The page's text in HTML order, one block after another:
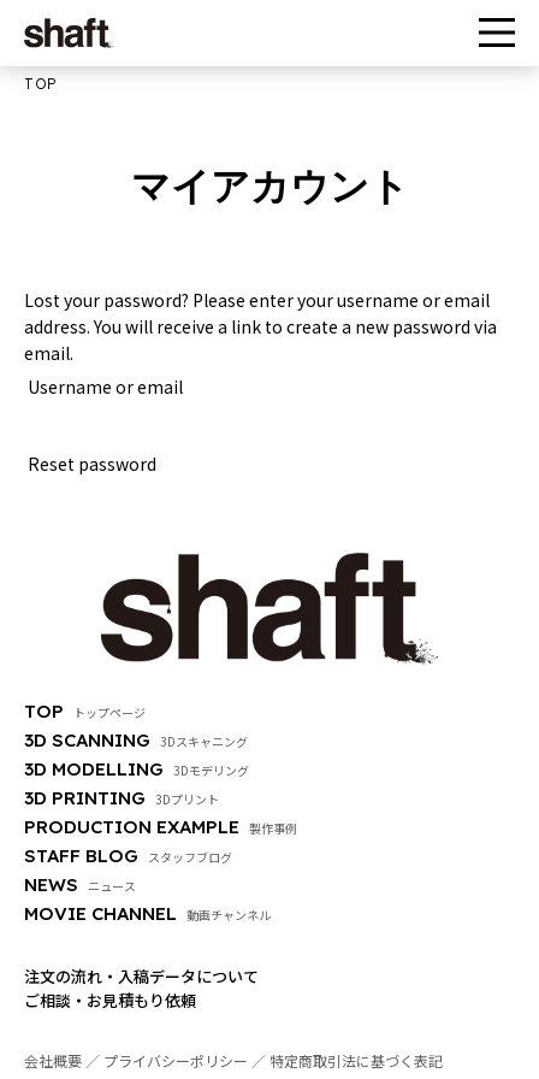
TOP
マイアカウント
Lost your password? Please enter your username or email
address. You will receive a link to create a new password via
email.
Username or email
Reset password
TOP トップページ
3D SCANNING 3Dスキャニング
3D MODELLING 3Dモデリング
3D PRINTING 3Dプリント
PRODUCTION EXAMPLE 製作事例
STAFF BLOG スタッフブログ
NEWS ニュース
MOVIE CHANNEL 動画チャンネル
注文の流れ・入稿データについて
ご相談・お見積もり依頼
会社概要 プライバシーポリシー 特定商取引法に基づく表記